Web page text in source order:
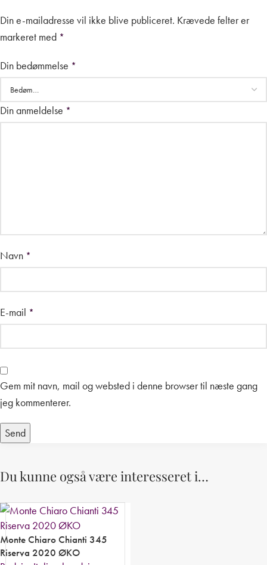
Din e-mailadresse vil ikke blive publiceret. Krævede felter er
markeret med *
Din bedømmelse *
Din anmeldelse *
Navn *
E-mail *
Gem mit navn, mail og websted i denne browser til næste gang
jeg kommenterer.
Du kunne også være interesseret i…
Monte Chiaro Chianti 345
Riserva 2020 ØKO